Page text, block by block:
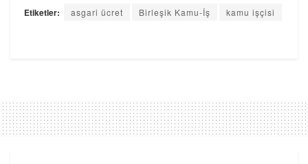
Etiketler: asgari ücret Birleşik Kamu-İş kamu işçisi